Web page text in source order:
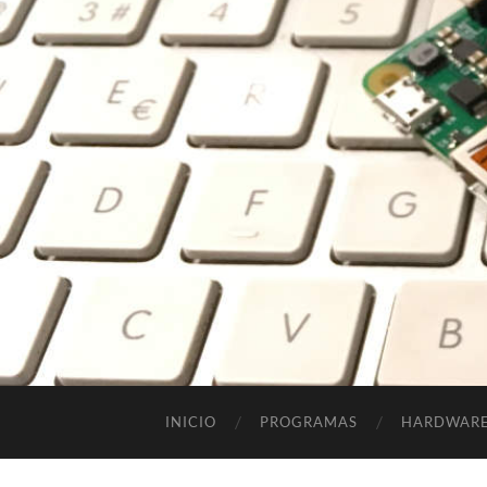
INICIO PROGRAMAS